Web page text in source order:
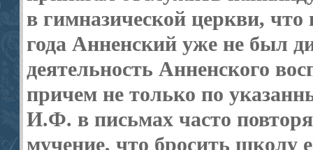
в гимназической церкви, что
года Анненский уже не был
деятельность Анненского
причем не только по
И.Ф. в письмах часто
мучение, что бросить школу